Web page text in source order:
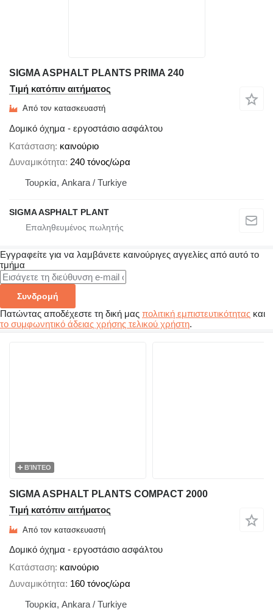
SIGMA ASPHALT PLANTS PRIMA 240
Τιμή κατόπιν αιτήματος
Από τον κατασκευαστή
Δομικό όχημα - εργοστάσιο ασφάλτου
Κατάσταση καινούριο
Δυναμικότητα 240 τόνος/ώρα
Τουρκία, Ankara / Turkiye
SIGMA ASPHALT PLANT
Εγγραφείτε για να λαμβάνετε καινούριγες αγγελίες από αυτό το
τμήμα
Συνδρομή
Πατώντας αποδέχεστε τη δική μας πολιτική εμπιστευτικότητας και
το συμφωνητικό άδειας χρήσης τελικού χρήστη.
ΒΊΝΤΕΟ
SIGMA ASPHALT PLANTS COMPACT 2000
Τιμή κατόπιν αιτήματος
Από τον κατασκευαστή
Δομικό όχημα - εργοστάσιο ασφάλτου
Κατάσταση καινούριο
Δυναμικότητα 160 τόνος/ώρα
Τουρκία, Ankara / Turkiye